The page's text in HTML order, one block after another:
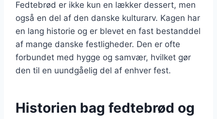
Fedtebrød er ikke kun en lækker dessert, men
også en del af den danske kulturarv. Kagen har
en lang historie og er blevet en fast bestanddel
af mange danske festligheder. Den er ofte
forbundet med hygge og samvær, hvilket gør
den til en uundgåelig del af enhver fest.
Historien bag fedtebrød og